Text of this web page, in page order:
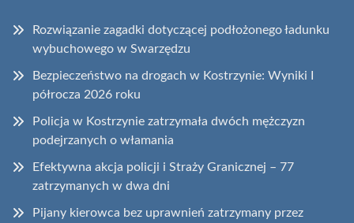
Rozwiązanie zagadki dotyczącej podłożonego ładunku
wybuchowego w Swarzędzu
Bezpieczeństwo na drogach w Kostrzynie: Wyniki I
półrocza 2026 roku
Policja w Kostrzynie zatrzymała dwóch mężczyzn
podejrzanych o włamania
Efektywna akcja policji i Straży Granicznej – 77
zatrzymanych w dwa dni
Pijany kierowca bez uprawnień zatrzymany przez